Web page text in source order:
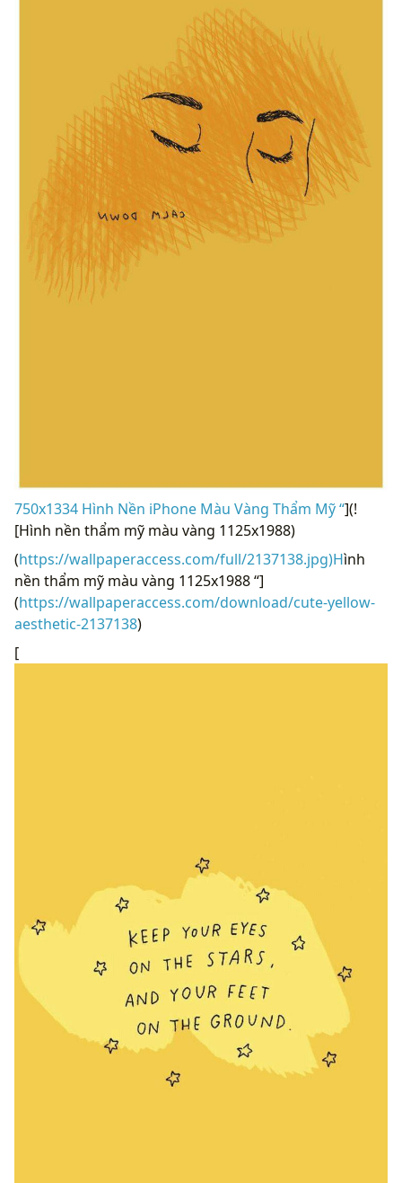
750x1334 Hình Nền iPhone Màu Vàng Thẩm Mỹ “](!
[Hình nền thẩm mỹ màu vàng 1125x1988)
(https://wallpaperaccess.com/full/2137138.jpg)Hình
nền thẩm mỹ màu vàng 1125x1988 “]
(https://wallpaperaccess.com/download/cute-yellow-
aesthetic-2137138)
[